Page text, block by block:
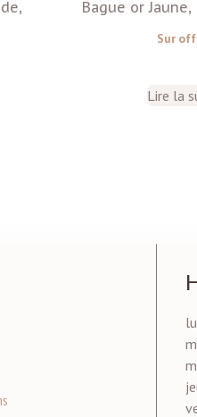
Bague or
Sur
Lire la